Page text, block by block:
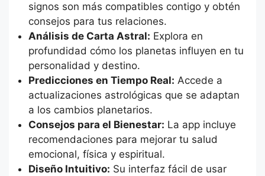
signos son más compatibles contigo y obtén
consejos para tus relaciones.
Análisis de Carta Astral: Explora en
profundidad cómo los planetas influyen en tu
personalidad y destino.
Predicciones en Tiempo Real: Accede a
actualizaciones astrológicas que se adaptan
a los cambios planetarios.
Consejos para el Bienestar: La app incluye
recomendaciones para mejorar tu salud
emocional, física y espiritual.
Diseño Intuitivo: Su interfaz fácil de usar